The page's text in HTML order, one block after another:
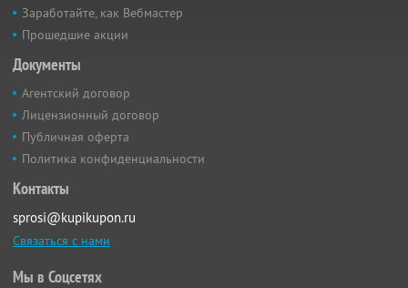
Заработайте, как Вебмастер
Прошедшие акции
Документы
Агентский договор
Лицензионный договор
Публичная оферта
Политика конфиденциальности
Контакты
sprosi@kupikupon.ru
Связаться с нами
Мы в Соцсетях